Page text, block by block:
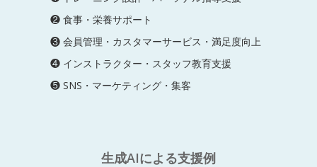
❷ 食事・栄養サポート
❸ 会員管理・カスタマーサービス・満足度向上
❹ インストラクター・スタッフ教育支援
❺ SNS・マーケティング・集客
生成AIによる支援例